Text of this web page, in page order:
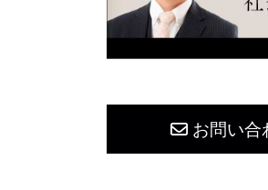
お問い合